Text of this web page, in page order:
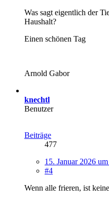
Was sagt eigentlich der
Haushalt?
Einen schönen Tag
Arnold Gabor
knechtl
Benutzer
Beiträge
477
15. Januar 2026
#4
Wenn alle frieren, ist